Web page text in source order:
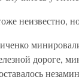
неизвестно,
дороге,